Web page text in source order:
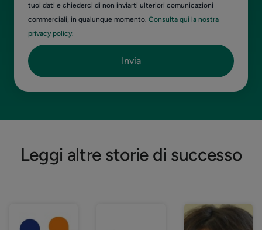
tuoi dati e chiederci di non inviarti ulteriori comunicazioni
commerciali, in qualunque momento. Consulta qui la nostra
privacy policy.
Leggi altre storie di successo